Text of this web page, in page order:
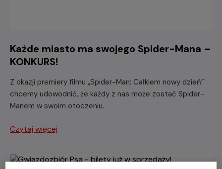
Każde miasto ma swojego Spider-Mana –
KONKURS!
Z okazji premiery filmu „Spider-Man: Całkiem nowy dzień”
chcemy udowodnić, że każdy z nas może zostać Spider-
Manem w swoim otoczeniu.
Czytaj więcej